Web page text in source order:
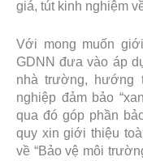
giá, tút kinh nghiệm
Với mong muốn
GDNN đưa vào áp
nhà trường, hướng
nghiệp đảm bảo
qua đó góp phần
quy xin giới thiệu
về “Bảo vệ môi